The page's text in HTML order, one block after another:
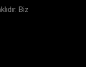
Biz